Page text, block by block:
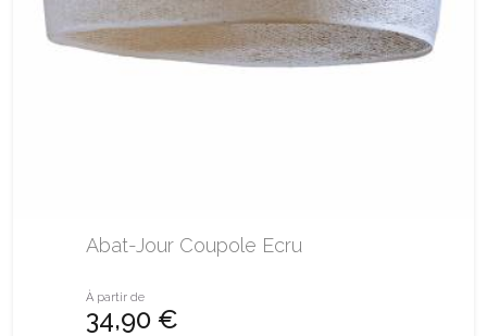
Abat-Jour Coupole Ecru
À partir de
34,90 €